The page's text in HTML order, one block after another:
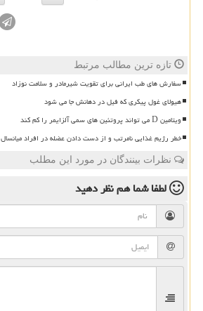
تازه ترین مطالب مرتبط
سفارش های طب ایرانی برای تقویت شیرمادر و سلامت نوزاد
هیولای غول پیکری که فیل در دهانش جا می شود
ویتامین D می تواند پروتئین های سمی آلزایمر را کم کند
خطر رژیم غذایی نامرتب و از دست دادن عضله در افراد میانسال
نظرات بینندگان در مورد این مطلب
لطفا شما همنظر دهید